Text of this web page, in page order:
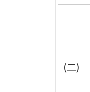
(二)